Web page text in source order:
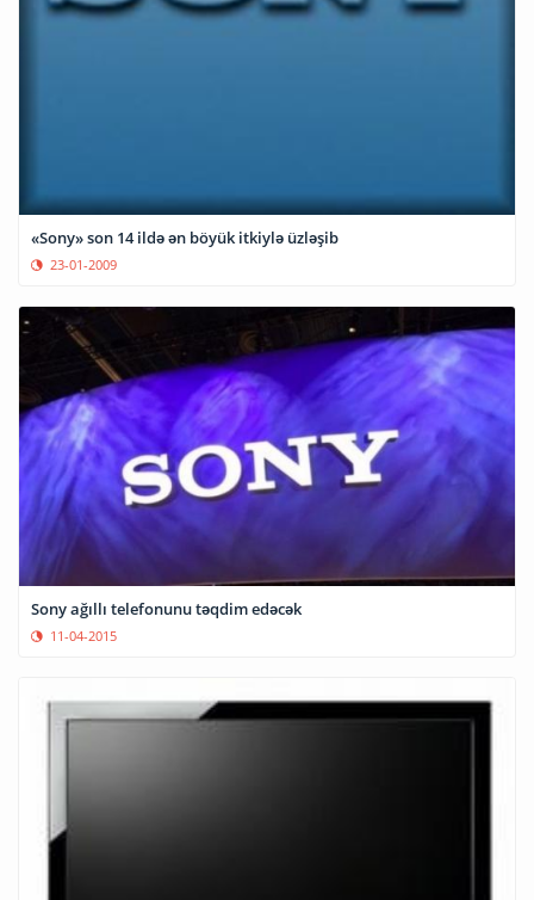
«Sony» son 14 ildə ən böyük itkiylə üzləşib
23-01-2009
Sony ağıllı telefonunu təqdim edəcək
11-04-2015